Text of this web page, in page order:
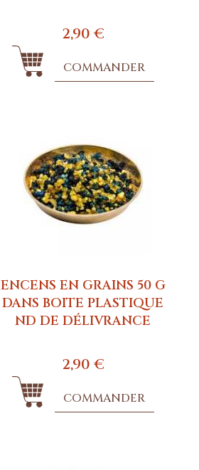
2,90 €
COMMANDER
ENCENS EN GRAINS 50 G
DANS BOITE PLASTIQUE
ND DE DÉLIVRANCE
2,90 €
COMMANDER